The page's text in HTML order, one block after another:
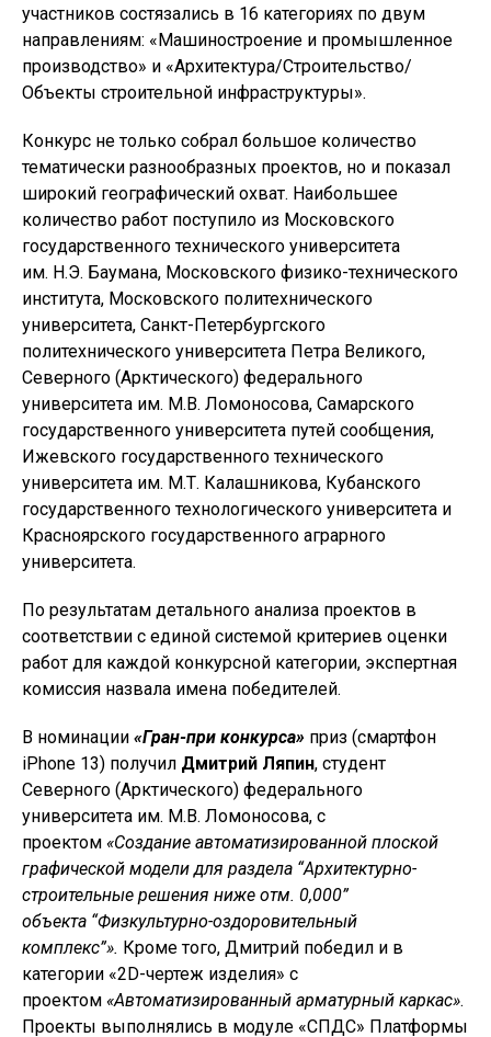
участников состязались в 16 категориях по двум
направлениям: «Машиностроение и промышленное
производство» и «Архитектура/Строительство/
Объекты строительной инфраструктуры».
Конкурс не только собрал большое количество
тематически разнообразных проектов, но и показал
широкий географический охват. Наибольшее
количество работ поступило из Московского
государственного технического университета
им. Н.Э. Баумана, Московского физико-технического
института, Московского политехнического
университета, Санкт-Петербургского
политехнического университета Петра Великого,
Северного (Арктического) федерального
университета им. М.В. Ломоносова, Самарского
государственного университета путей сообщения,
Ижевского государственного технического
университета им. М.Т. Калашникова, Кубанского
государственного технологического университета и
Красноярского государственного аграрного
университета.
По результатам детального анализа проектов в
соответствии с единой системой критериев оценки
работ для каждой конкурсной категории, экспертная
комиссия назвала имена победителей.
В номинации «Гран-при конкурса» приз (смартфон
iPhone 13) получил Дмитрий Ляпин, студент
Северного (Арктического) федерального
университета им. М.В. Ломоносова, с
проектом «Создание автоматизированной плоской
графической модели для раздела “Архитектурно-
строительные решения ниже отм. 0,000”
объекта “Физкультурно-оздоровительный
комплекс”». Кроме того, Дмитрий победил и в
категории «2D-чертеж изделия» с
проектом «Автоматизированный арматурный каркас».
Проекты выполнялись в модуле «СПДС» Платформы